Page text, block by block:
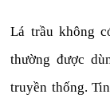
Lá trầu không
thường được
truyền thống.